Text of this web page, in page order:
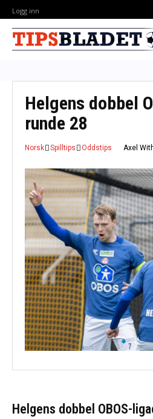
Logg inn
Helgens dobbel
runde 28
Norsk Spilltips Oddstips Axel
Helgens dobbel OBOS-